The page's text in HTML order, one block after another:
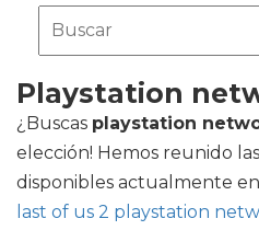
Playstation
¿Buscas playstation
elección! Hemos reunido
disponibles actualmente
last of us 2 playstation